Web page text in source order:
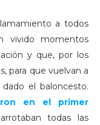
a todos
vivido momentos
y que, por los
para que vuelvan a
el baloncesto.
en el primer
todas las